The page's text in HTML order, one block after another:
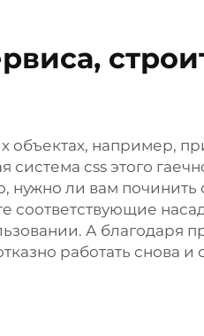
объектах, например,
css этого
нужно ли вам
соответствующие
А благодаря
работать снова и